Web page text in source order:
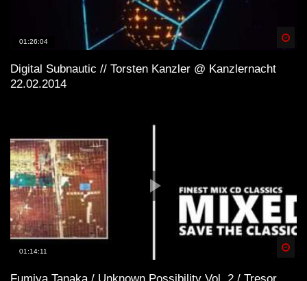
01:26:04
Digital Subnautic // Torsten Kanzler @ Kanzlernacht
22.02.2014
01:14:11